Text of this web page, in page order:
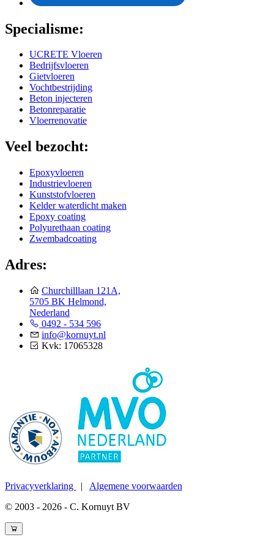
Specialisme:
UCRETE Vloeren
Bedrijfsvloeren
Gietvloeren
Vochtbestrijding
Beton injecteren
Betonreparatie
Vloerrenovatie
Veel bezocht:
Epoxyvloeren
Industrievloeren
Kunststofvloeren
Kelder waterdicht maken
Epoxy coating
Polyurethaan coating
Zwembadcoating
Adres:
Churchilllaan 121A,
5705 BK Helmond,
Nederland
0492 - 534 596
info@kornuyt.nl
Kvk: 17065328
Privacyverklaring | Algemene voorwaarden
© 2003 - 2026 - C. Kornuyt BV